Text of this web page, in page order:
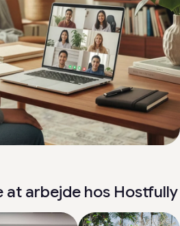
at arbejde hos Hostfully